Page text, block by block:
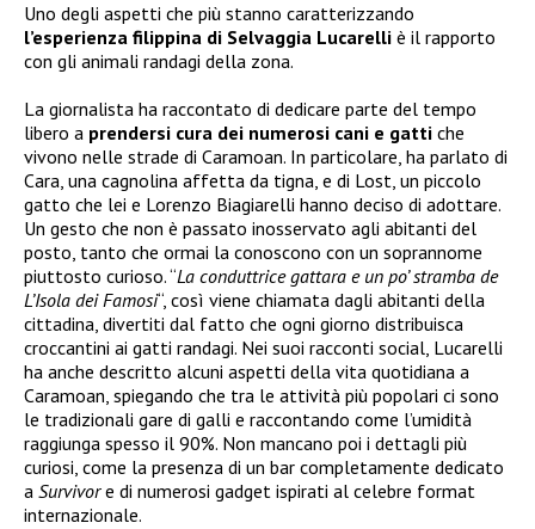
Uno degli aspetti che più stanno caratterizzando
l’esperienza filippina di Selvaggia Lucarelli è il rapporto
con gli animali randagi della zona.
La giornalista ha raccontato di dedicare parte del tempo
libero a prendersi cura dei numerosi cani e gatti che
vivono nelle strade di Caramoan. In particolare, ha parlato di
Cara, una cagnolina affetta da tigna, e di Lost, un piccolo
gatto che lei e Lorenzo Biagiarelli hanno deciso di adottare.
Un gesto che non è passato inosservato agli abitanti del
posto, tanto che ormai la conoscono con un soprannome
piuttosto curioso. “La conduttrice gattara e un po’ stramba de
L’Isola dei Famosi“, così viene chiamata dagli abitanti della
cittadina, divertiti dal fatto che ogni giorno distribuisca
croccantini ai gatti randagi. Nei suoi racconti social, Lucarelli
ha anche descritto alcuni aspetti della vita quotidiana a
Caramoan, spiegando che tra le attività più popolari ci sono
le tradizionali gare di galli e raccontando come l’umidità
raggiunga spesso il 90%. Non mancano poi i dettagli più
curiosi, come la presenza di un bar completamente dedicato
a Survivore di numerosi gadget ispirati al celebre format
internazionale.